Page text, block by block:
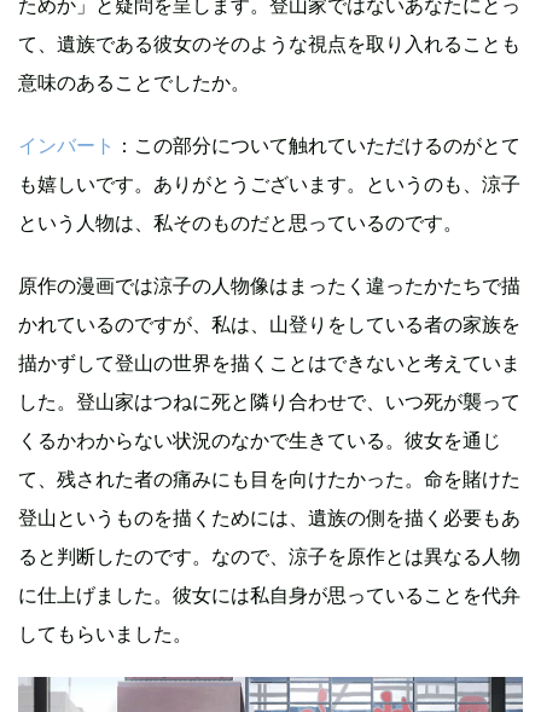
て、遺族である彼女のそのような視点を取り入れることも
意味のあることでしたか。
インバート ：この部分について触れていただけるのがとて
も嬉しいです。ありがとうございます。というのも、涼子
という人物は、私そのものだと思っているのです。
原作の漫画では涼子の人物像はまったく違ったかたちで描
かれているのですが、私は、山登りをしている者の家族を
描かずして登山の世界を描くことはできないと考えていま
した。登山家はつねに死と隣り合わせで、いつ死が襲って
くるかわからない状況のなかで生きている。彼女を通じ
て、残された者の痛みにも目を向けたかった。命を賭けた
登山というものを描くためには、遺族の側を描く必要もあ
ると判断したのです。なので、涼子を原作とは異なる人物
に仕上げました。彼女には私自身が思っていることを代弁
してもらいました。